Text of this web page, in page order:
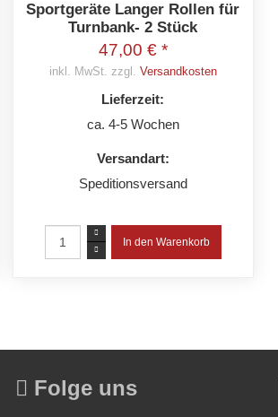
Sportgeräte Langer Rollen für
Turnbank- 2 Stück
47,00 € *
inkl. MwSt. zzgl. Versandkosten
Lieferzeit:
ca. 4-5 Wochen
Versandart:
Speditionsversand
Folge uns